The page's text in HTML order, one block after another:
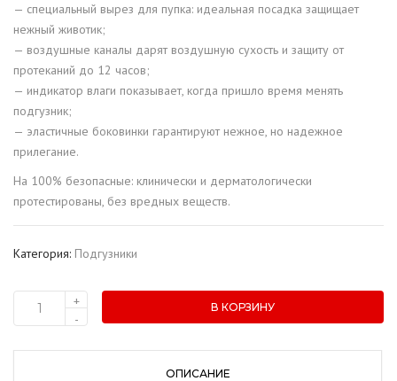
— специальный вырез для пупка: идеальная посадка защищает
нежный животик;
— воздушные каналы дарят воздушную сухость и защиту от
протеканий до 12 часов;
— индикатор влаги показывает, когда пришло время менять
подгузник;
— эластичные боковинки гарантируют нежное, но надежное
прилегание.
На 100% безопасные: клинически и дерматологически
протестированы, без вредных веществ.
Категория: Подгузники
Количество
Подгузники
+
-
В КОРЗИНУ
ОПИСАНИЕ